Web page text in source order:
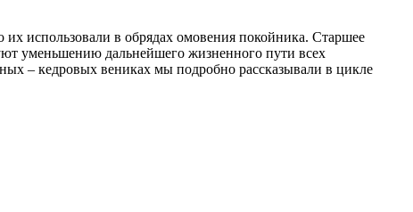
использовали в обрядах омовения покойника. Старшее
уменьшению дальнейшего жизненного пути всех
– кедровых вениках мы подробно рассказывали в цикле